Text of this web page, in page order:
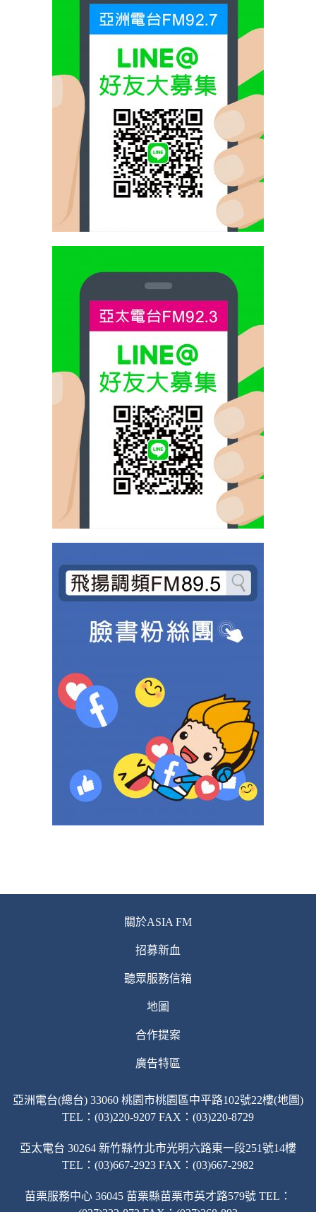
關於ASIA FM
招募新血
聽眾服務信箱
地圖
合作提案
廣告特區
亞洲電台(總台) 33060 桃園市桃園區中平路102號22樓(地圖)
TEL：(03)220-9207 FAX：(03)220-8729
亞太電台 30264 新竹縣竹北市光明六路東一段251號14樓
TEL：(03)667-2923 FAX：(03)667-2982
苗栗服務中心 36045 苗栗縣苗栗市英才路579號 TEL：